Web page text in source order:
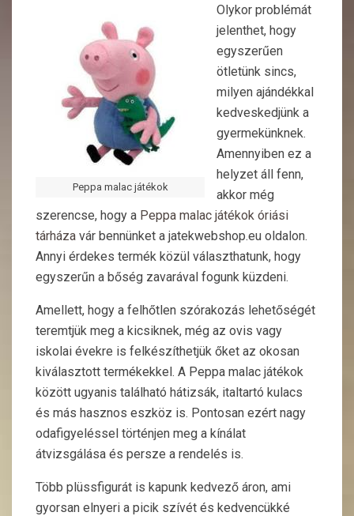
Peppa malac játékok
Olykor problémát
jelenthet, hogy
egyszerűen
ötletünk sincs,
milyen ajándékkal
kedveskedjünk a
gyermekünknek.
Amennyiben ez a
helyzet áll fenn,
akkor még
szerencse, hogy a Peppa malac játékok óriási
tárháza vár bennünket a jatekwebshop.eu oldalon.
Annyi érdekes termék közül választhatunk, hogy
egyszerűn a bőség zavarával fogunk küzdeni.
Amellett, hogy a felhőtlen szórakozás lehetőségét
teremtjük meg a kicsiknek, még az ovis vagy
iskolai évekre is felkészíthetjük őket az okosan
kiválasztott termékekkel. A Peppa malac játékok
között ugyanis található hátizsák, italtartó kulacs
és más hasznos eszköz is. Pontosan ezért nagy
odafigyeléssel történjen meg a kínálat
átvizsgálása és persze a rendelés is.
Több plüssfigurát is kapunk kedvező áron, ami
gyorsan elnyeri a picik szívét és kedvencükké